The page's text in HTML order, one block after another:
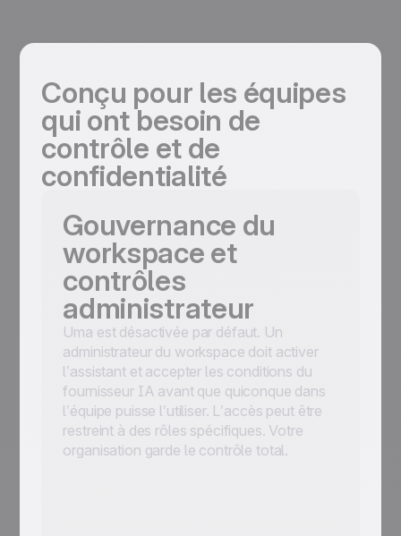
Conçu pour les équipes
qui ont besoin de
contrôle et de
confidentialité
Gouvernance du
workspace et
contrôles
administrateur
Uma est désactivée par défaut. Un
administrateur du workspace doit activer
l’assistant et accepter les conditions du
fournisseur IA avant que quiconque dans
l’équipe puisse l’utiliser. L’accès peut être
restreint à des rôles spécifiques. Votre
organisation garde le contrôle total.